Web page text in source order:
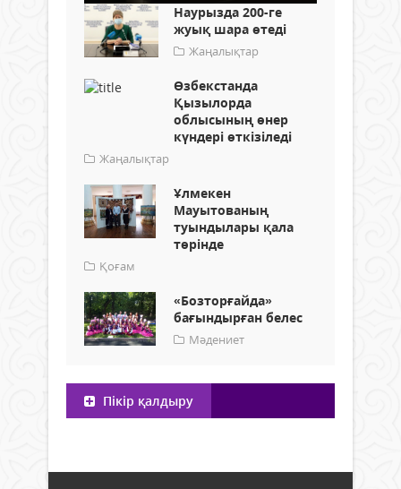
Наурызда 200-ге
жуық шара өтеді
Жаңалықтар
Өзбекстанда
Қызылорда
облысының өнер
күндері өткізіледі
Жаңалықтар
Ұлмекен
Мауытованың
туындылары қала
төрінде
Қоғам
«Бозторғайда»
бағындырған белес
Мәдениет
Пікір қалдыру